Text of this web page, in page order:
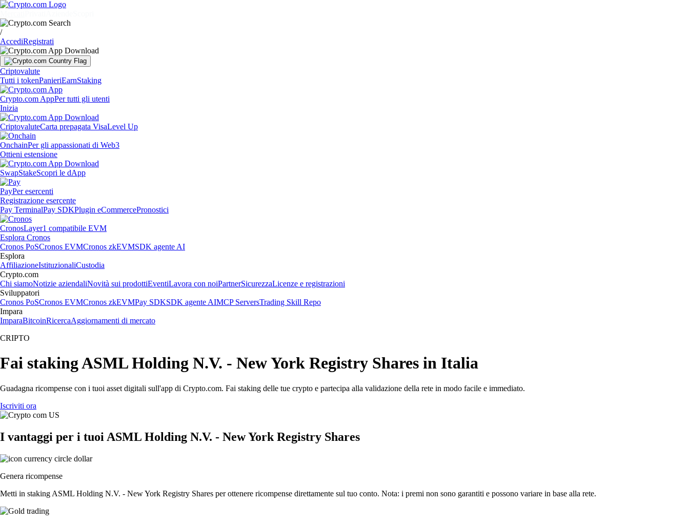
/
AccediRegistrati
Criptovalute
Tutti i tokenPanieriEarnStaking
Crypto.com AppPer tutti gli utenti
Inizia
CriptovaluteCarta prepagata VisaLevel Up
OnchainPer gli appassionati di Web3
Ottieni estensione
SwapStakeScopri le dApp
PayPer esercenti
Registrazione esercente
Pay TerminalPay SDKPlugin eCommercePronostici
CronosLayer1 compatibile EVM
Esplora Cronos
Cronos PoSCronos EVMCronos zkEVMSDK agente AI
Esplora
AffiliazioneIstituzionaliCustodia
Crypto.com
Chi siamoNotizie aziendaliNovità sui prodottiEventiLavora con noiPartnerSicurezzaLicenze e registrazioni
Sviluppatori
Cronos PoSCronos EVMCronos zkEVMPay SDKSDK agente AIMCP ServersTrading Skill Repo
Impara
ImparaBitcoinRicercaAggiornamenti di mercato
CRIPTO
Fai staking ASML Holding N.V. - New York Registry Shares in Italia
Guadagna ricompense con i tuoi asset digitali sull'app di Crypto.com. Fai staking delle tue crypto e partecipa alla validazione della rete in modo facile e immediato.
Iscriviti ora
I vantaggi per i tuoi ASML Holding N.V. - New York Registry Shares
Genera ricompense
Metti in staking ASML Holding N.V. - New York Registry Shares per ottenere ricompense direttamente sul tuo conto. Nota: i premi non sono garantiti e possono variare in base alla rete.